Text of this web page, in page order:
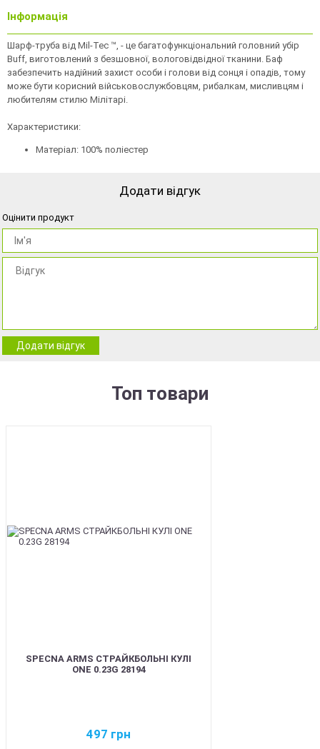
Інформація
Шарф-труба від Mil-Tec ™, - це багатофункціональний головний убір
Buff, виготовлений з безшовної, вологовідвідної тканини. Баф
забезпечить надійний захист особи і голови від сонця і опадів, тому
може бути корисний військовослужбовцям, рибалкам, мисливцям і
любителям стилю Мілітарі.
Характеристики:
Матеріал: 100% поліестер
Додати відгук
Оцінити продукт
Додати відгук
Топ товари
SPECNA ARMS СТРАЙКБОЛЬНІ КУЛІ
ONE 0.23G 28194
497 грн